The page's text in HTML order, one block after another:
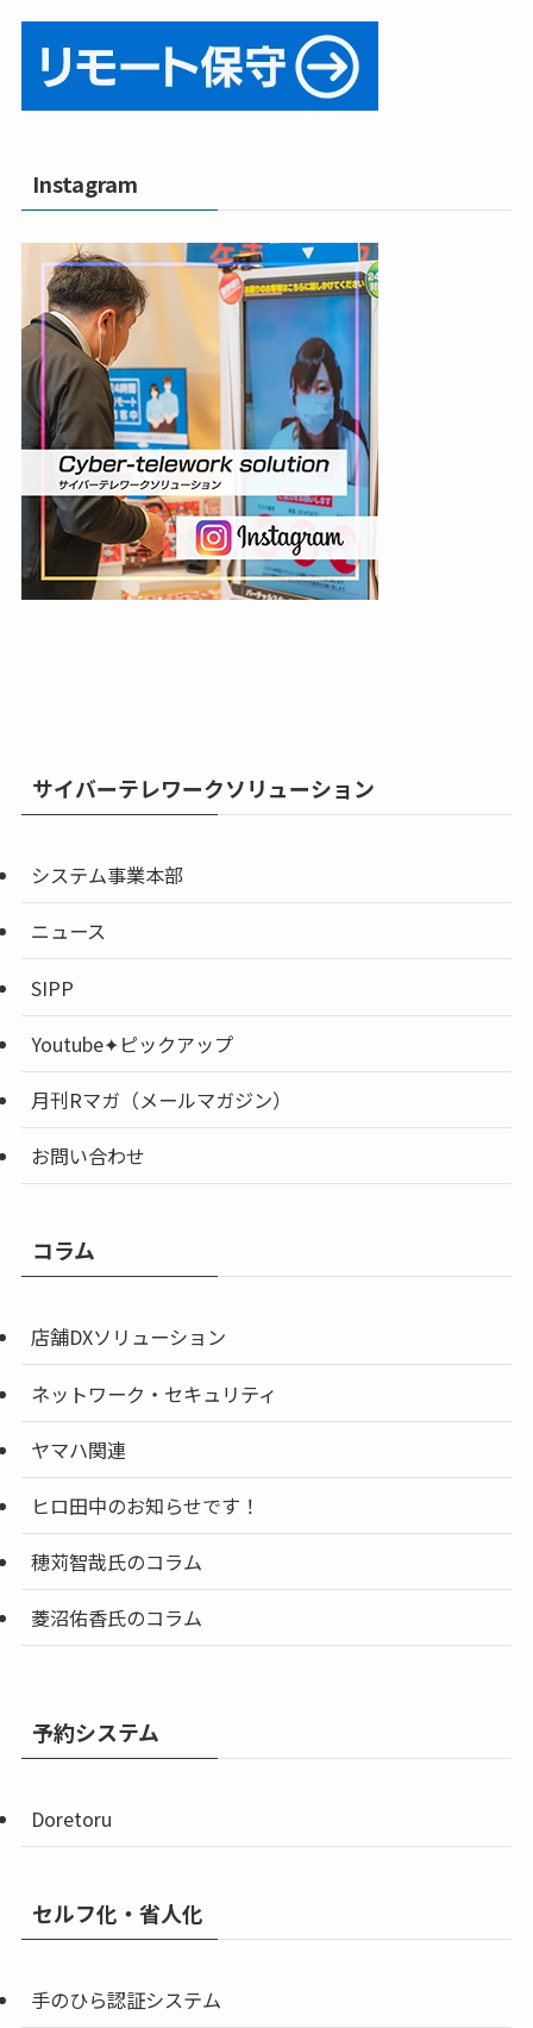
Instagram
サイバーテレワークソリューション
システム事業本部
ニュース
SIPP
Youtube✦ピックアップ
月刊Rマガ（メールマガジン）
お問い合わせ
コラム
店舗DXソリューション
ネットワーク・セキュリティ
ヤマハ関連
ヒロ田中のお知らせです！
穂苅智哉氏のコラム
菱沼佑香氏のコラム
予約システム
Doretoru
セルフ化・省人化
手のひら認証システム